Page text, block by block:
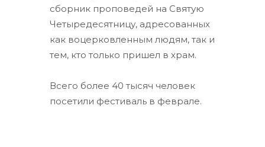
сборник проповедей на Святую
Четыредесятницу, адресованных
как воцерковленным людям, так и
тем, кто только пришел в храм.
Всего более 40 тысяч человек
посетили фестиваль в феврале.